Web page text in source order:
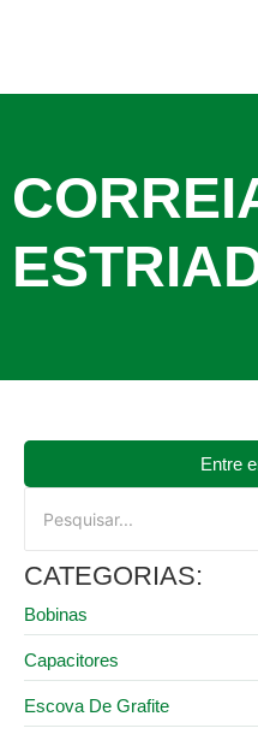
Entre
CATEGORIAS:
Bobinas
Capacitores
Escova De Grafite